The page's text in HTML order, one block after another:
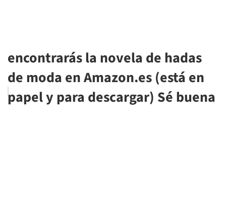
encontrarás la novela de hadas
de moda en Amazon.es (está en
papel y para descargar) Sé buena